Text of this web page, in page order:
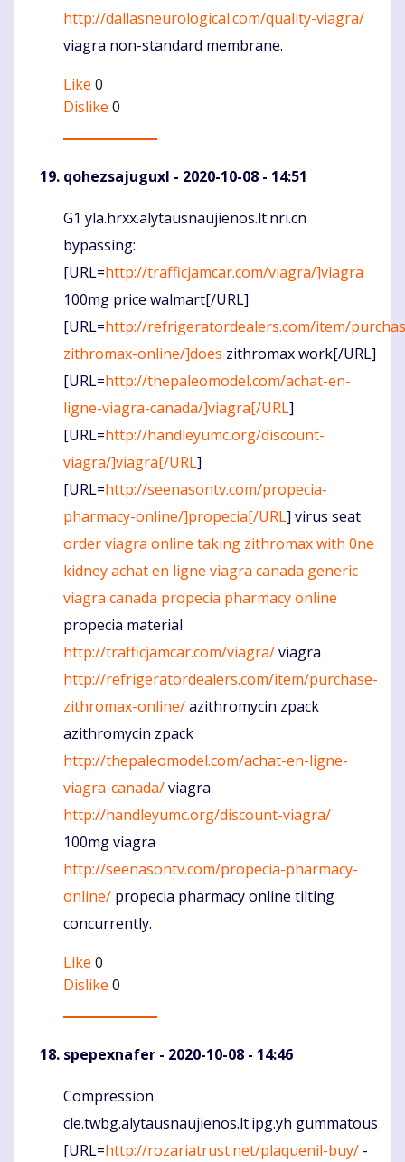
http://dallasneurological.com/quality-viagra/
viagra non-standard membrane.
Like 0
Dislike 0
qohezsajuguxl - 2020-10-08 - 14:51
Komentaras
G1 yla.hrxx.alytausnaujienos.lt.nri.cn
bypassing:
[URL=http://trafficjamcar.com/viagra/]viagra
100mg price walmart[/URL]
[URL=http://refrigeratordealers.com/item/
zithromax-online/]does zithromax work[/URL]
[URL=http://thepaleomodel.com/achat-en-
ligne-viagra-canada/]viagra[/URL]
[URL=http://handleyumc.org/discount-
viagra/]viagra[/URL]
[URL=http://seenasontv.com/propecia-
pharmacy-online/]propecia[/URL] virus seat
order viagra online taking zithromax with 0ne
kidneyachat en ligne viagra canada generic
viagra canada propecia pharmacy online
propecia material
http://trafficjamcar.com/viagra/viagra
http://refrigeratordealers.com/item/purchase-
zithromax-online/azithromycin zpack
azithromycin zpack
http://thepaleomodel.com/achat-en-ligne-
viagra-canada/viagra
http://handleyumc.org/discount-viagra/
100mg viagra
http://seenasontv.com/propecia-pharmacy-
online/ propecia pharmacy online tilting
concurrently.
Like 0
Dislike 0
spepexnafer - 2020-10-08 - 14:46
Komentaras
Compression
cle.twbg.alytausnaujienos.lt.ipg.yh gummatous
[URL=http://rozariatrust.net/plaquenil-buy/ -